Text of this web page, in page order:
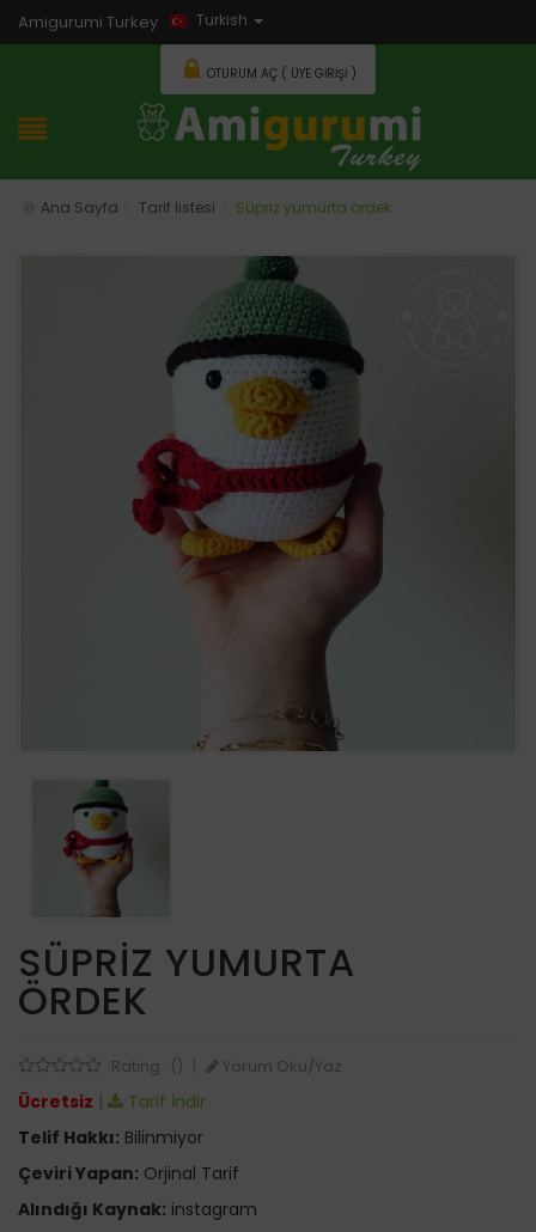
Amigurumi Turkey Turkish
OTURUM AÇ ( ÜYE GIRIŞI )
Ana Sayfa Tarif listesi Süpriz yumurta ördek
SÜPRIZ YUMURTA
ÖRDEK
Rating : () Yorum Oku/Yaz
Ücretsiz |
Tarif İndir
Telif Hakkı: Bilinmiyor
Çeviri Yapan: Orjinal Tarif
Alındığı Kaynak: instagram